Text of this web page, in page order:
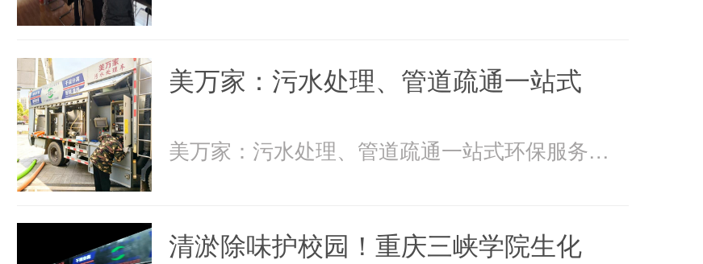
美万家：污水处理、管道疏通一站式
美万家：污水处理、管道疏通一站式环保服务美万家公司，
清淤除味护校园！重庆三峡学院生化